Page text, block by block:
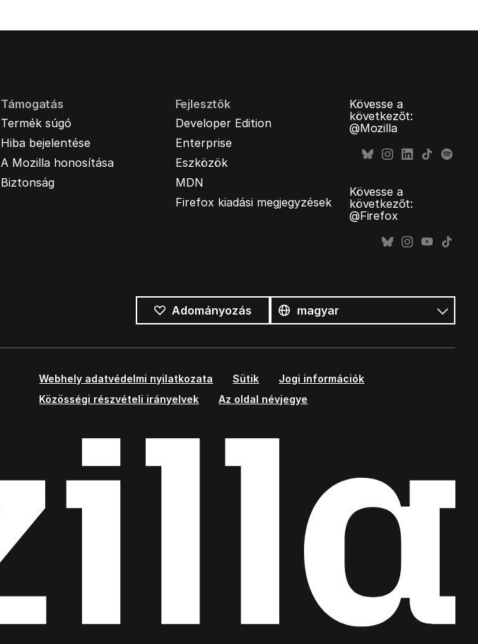
Támogatás
Termék súgó
Hiba bejelentése
A Mozilla honosítása
Biztonság
Fejlesztők
Developer Edition
Enterprise
Eszközök
MDN
Firefox kiadási megjegyzések
Kövesse a
következőt:
@Mozilla
Kövesse a
következőt:
@Firefox
Adományozás
nyelv
Nyelv
Webhely adatvédelmi nyilatkozata Sütik
Jogi információk
Közösségi részvételi irányelvek
Az oldal névjegye